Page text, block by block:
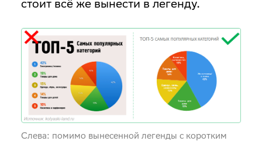
стоит всё же вынести в легенду.
Слева: помимо вынесенной легенды с коротким